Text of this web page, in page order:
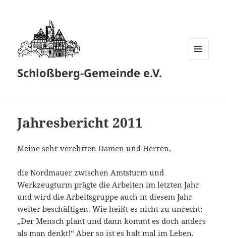
Schloßberg-Gemeinde e.V.
Jahresbericht 2011
Meine sehr verehrten Damen und Herren,
die Nordmauer zwischen Amtsturm und
Werkzeugturm prägte die Arbeiten im letzten Jahr
und wird die Arbeitsgruppe auch in diesem Jahr
weiter beschäftigen. Wie heißt es nicht zu unrecht:
„Der Mensch plant und dann kommt es doch anders
als man denkt!“ Aber so ist es halt mal im Leben.